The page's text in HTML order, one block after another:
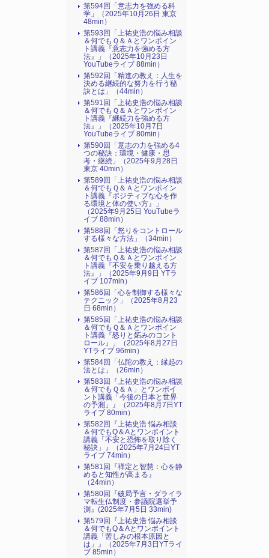
第594回「意志力を強める科
学」（2025年10月26日 東京
48min）
第593回「上祐史浩の悩み相談
＆何でもＱ＆Ａとワンポイン
ト講義『意志力を強める方
法』​」（2025年10月23日
YouTubeライブ 88min）
第592回「精進の教え：人生を
決める継続的な努力を行う秘
訣とは」（44min）
第591回「上祐史浩の悩み相談
＆何でもＱ＆Ａとワンポイン
ト講義『継続力を強める方
法』​」（2025年10月7日
YouTubeライブ 80min）
第590回「意志の力を強める4
つの秘訣：環境・健康・思
考・継続」（2025年9月28日
東京 40min）
第589回「上祐史浩の悩み相談
＆何でもＱ＆Ａとワンポイン
ト講義『ポジティブな心を作
る環境と体の使い方』​」
（2025年9月25日 YouTubeラ
イブ 88min）
第588回「怒りをコントロール
する様々な方法」（34min）
第587回「上祐史浩の悩み相談
＆何でもＱ＆Ａとワンポイン
ト講義『不安を乗り越える方
法』​」（2025年9月9日 YTラ
イブ 107min）
第586回「心を制御する様々な
テクニック」（2025年8月23
日 68min）
第585回「上祐史浩の悩み相談
＆何でもＱ＆Ａとワンポイン
ト講義『怒りと妬みのコント
ロール』​」（2025年8月27日
YTライブ 96min）
第584回「仏陀の教え：縁起の
法とは」（26min）
第583回『上祐史浩の悩み相談
＆何でもＱ＆Ａ」とワンポイ
ント講義「今後の日本と世界
の予測」』（2025年8月7日YT
ライブ 80min）
第582回『上祐史浩 悩み相談
＆何でもQ＆Aとワンポイント
講義「不安と恐怖を取り除く
秘訣」』（2025年7月24日YT
ライブ 74min）
第581回『禅定と智慧：心を静
めると知性が高まる』
（24min）
第580回『破局予言・ダライラ
マ転生仏制度・参議院選挙予
測』(2025年7月5日 33min)
第579回『上祐史浩 悩み相談
＆何でもQ＆Aとワンポイント
講義「苦しみの根本原因と
は」』（2025年7月3日YTライ
ブ 85min）